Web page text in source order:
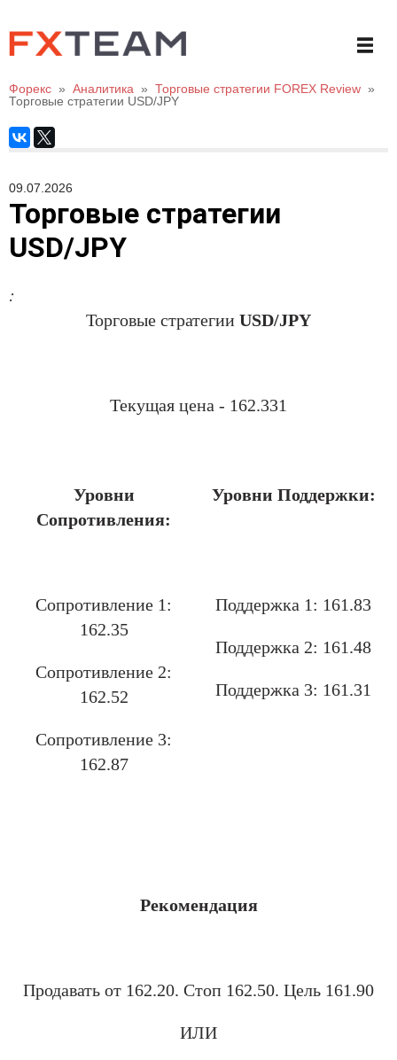
Форекс » Аналитика » Торговые стратегии FOREX Review »
Торговые стратегии USD/JPY
09.07.2026
Торговые стратегии
USD/JPY
:
Торговые стратегии USD/JPY
Текущая цена - 162.331
Уровни
Сопротивления:
Уровни Поддержки:
Сопротивление 1:
162.35
Сопротивление 2:
162.52
Сопротивление 3:
162.87
Поддержка 1: 161.83
Поддержка 2: 161.48
Поддержка 3: 161.31
Рекомендация
Продавать от 162.20. Стоп 162.50. Цель 161.90
ИЛИ